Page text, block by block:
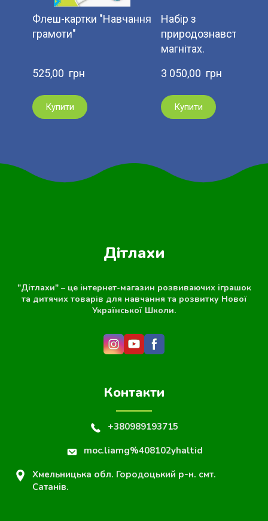
Флеш-картки "Навчання
грамоти"
525,00  грн
Купити
Набір з
природознавства на
магнітах.
3 050,00  грн
Купити
Дітлахи
"Дітлахи" – це інтернет-магазин розвиваючих іграшок
та дитячих товарів для навчання та розвитку Нової
Української Школи.
Контакти
+380989193715
moc.liamg%408102yhaltid
Хмельницька обл. Городоцький р-н. смт.
Сатанів.